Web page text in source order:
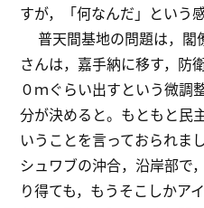
すが，「何なんだ」という
普天間基地の問題は，閣
さんは，嘉手納に移す，防
０ｍぐらい出すという微調
分が決めると。もともと民
いうことを言っておられま
シュワブの沖合，沿岸部で
り得ても，もうそこしかア